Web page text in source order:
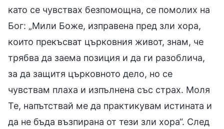
като се чувствах безпомощна, се помолих на
Бог: „Мили Боже, изправена пред зли хора,
които прекъсват църковния живот, знам, че
трябва да заема позиция и да ги разоблича,
за да защитя църковното дело, но се
чувствам плаха и изпълнена със страх. Моля
Те, напътствай ме да практикувам истината и
да не бъда възпирана от тези зли хора“. След